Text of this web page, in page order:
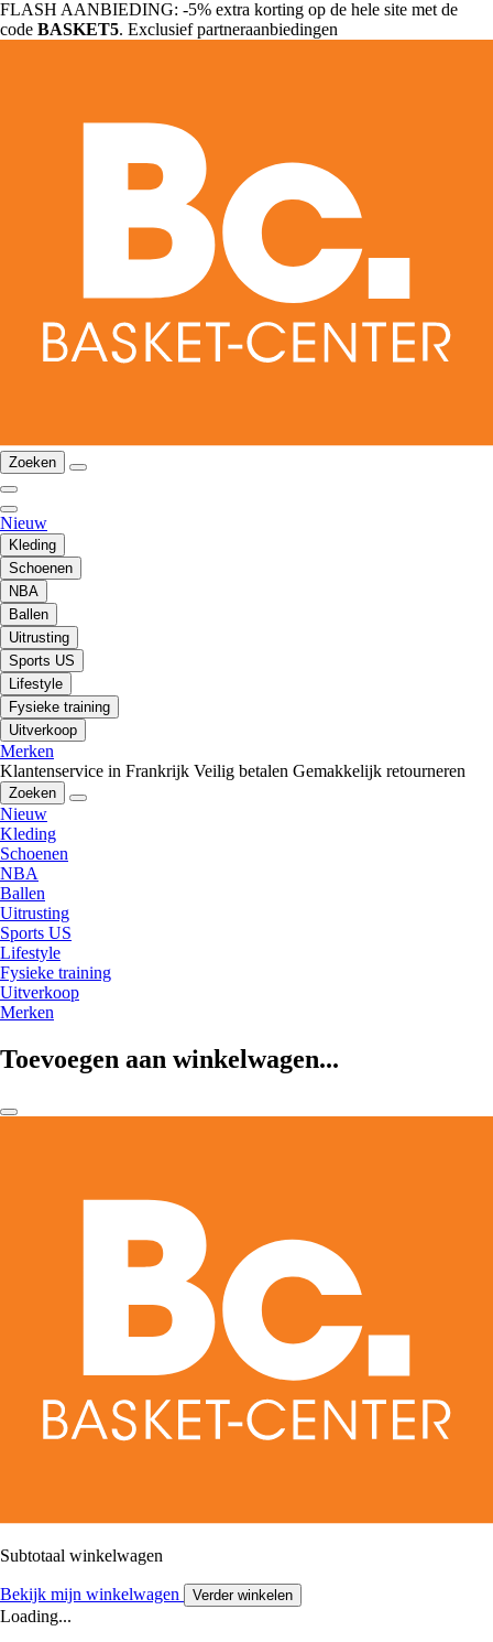
FLASH AANBIEDING: -5% extra korting op de hele site met de
code BASKET5. Exclusief partneraanbiedingen
Zoeken
Nieuw
Kleding
Schoenen
NBA
Ballen
Uitrusting
Sports US
Lifestyle
Fysieke training
Uitverkoop
Merken
Klantenservice in Frankrijk Veilig betalen Gemakkelijk retourneren
Zoeken
Nieuw
Kleding
Schoenen
NBA
Ballen
Uitrusting
Sports US
Lifestyle
Fysieke training
Uitverkoop
Merken
Toevoegen aan winkelwagen...
Subtotaal winkelwagen
Bekijk mijn winkelwagen Verder winkelen
Loading...